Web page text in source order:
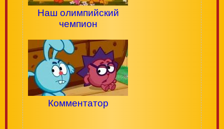
Наш олимпийский
чемпион
Комментатор